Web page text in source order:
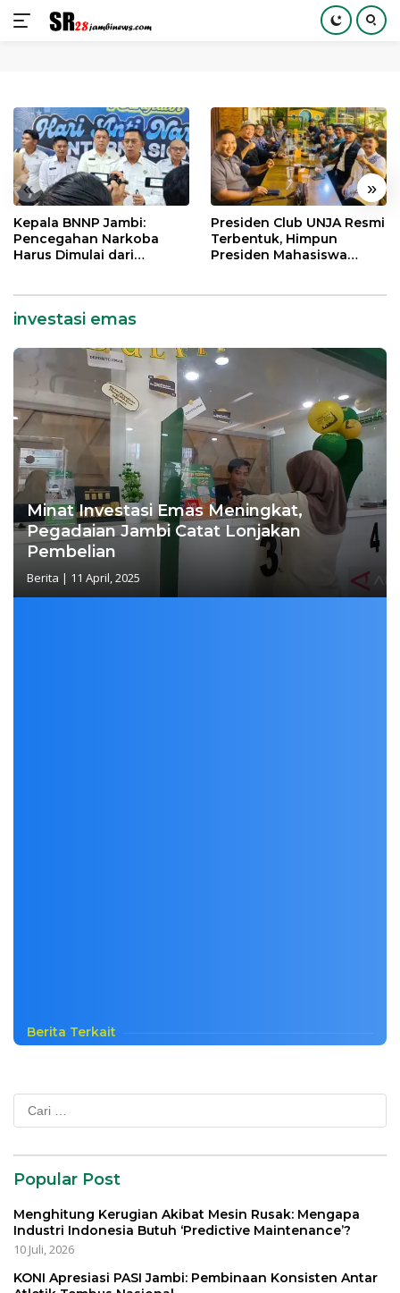
konten
« »
Kepala BNNP Jambi:
Pencegahan Narkoba
Harus Dimulai dari
Presiden Club UNJA Resmi
Terbentuk, Himpun
Presiden Mahasiswa
investasi emas
Minat Investasi Emas Meningkat,
Pegadaian Jambi Catat Lonjakan
Pembelian
Berita | 11 April, 2025
Berita Terkait
Cari
untuk:
Popular Post
Menghitung Kerugian Akibat Mesin Rusak: Mengapa
Industri Indonesia Butuh ‘Predictive Maintenance’?
10 Juli, 2026
KONI Apresiasi PASI Jambi: Pembinaan Konsisten Antar